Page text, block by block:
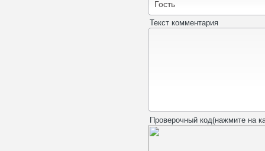
Текст комментария
Проверочный код(нажмите на